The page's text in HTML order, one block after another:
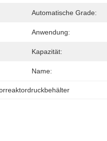
Automatische Grade:
Anwendung:
Kapazität:
Name: